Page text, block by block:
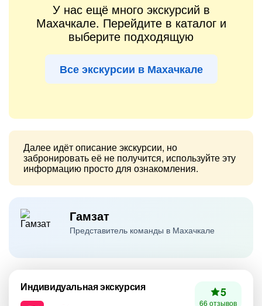
У нас ещё много экскурсий в
Махачкале. Перейдите в каталог и
выберите подходящую
Все экскурсии в Махачкале
Далее идёт описание экскурсии, но
забронировать её не получится, используйте эту
информацию просто для ознакомления.
Гамзат
Представитель команды в Махачкале
Индивидуальная экскурсия
5
66 отзывов